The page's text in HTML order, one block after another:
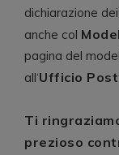
dichiarazione
anche col
pagina del
all‘Ufficio
Ti
prezioso